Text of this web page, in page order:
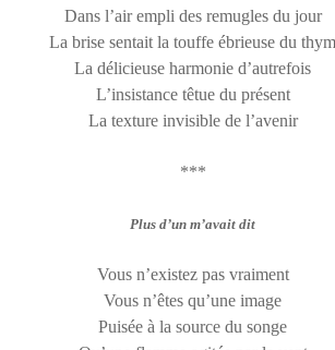
Dans l’air empli des remugles du jour
La brise sentait la touffe ébrieuse du thym
La délicieuse harmonie d’autrefois
L’insistance têtue du présent
La texture invisible de l’avenir
***
Plus d’un m’avait dit
Vous n’existez pas vraiment
Vous n’êtes qu’une image
Puisée à la source du songe